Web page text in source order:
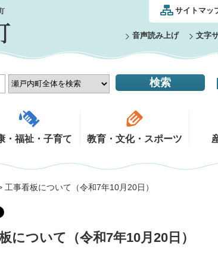
サイトマッ
音声読み上げ 文字
・福祉・子育て 教育・文化・スポーツ
工事看板について（令和7年10月20日）
について（令和7年10月20日）